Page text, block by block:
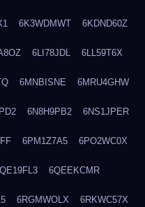
6K3WDMWT 6KDND60Z
6LI78JDL 6LL59T6X
6MNBISNE 6MRU4GHW
6N8H9PB2 6NS1JPER
6PM1Z7A5 6PO2WC0X
6QEEKCMR
6RGMWOLX 6RKWC57X